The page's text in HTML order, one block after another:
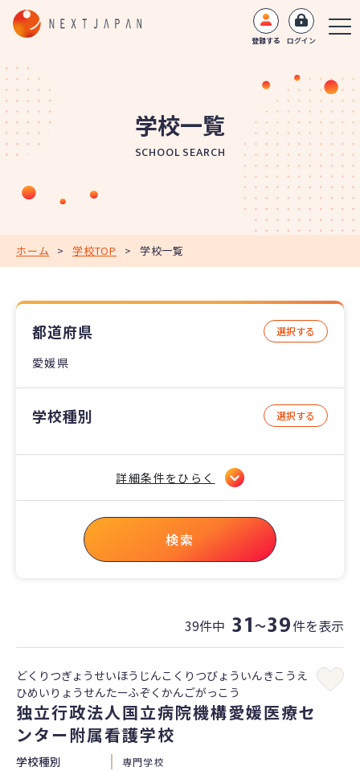
登録する ログイン
学校一覧
SCHOOL SEARCH
ホーム > 学校TOP > 学校一覧
都道府県 選択する
愛媛県
学校種別 選択する
詳細条件をひらく
検索
39件中 31 〜39件を表示
どくりつぎょうせいほうじんこくりつびょういんきこうえ
ひめいりょうせんたーふぞくかんごがっこう
独立行政法人国立病院機構愛媛医療セ
ンター附属看護学校
学校種別 専門学校